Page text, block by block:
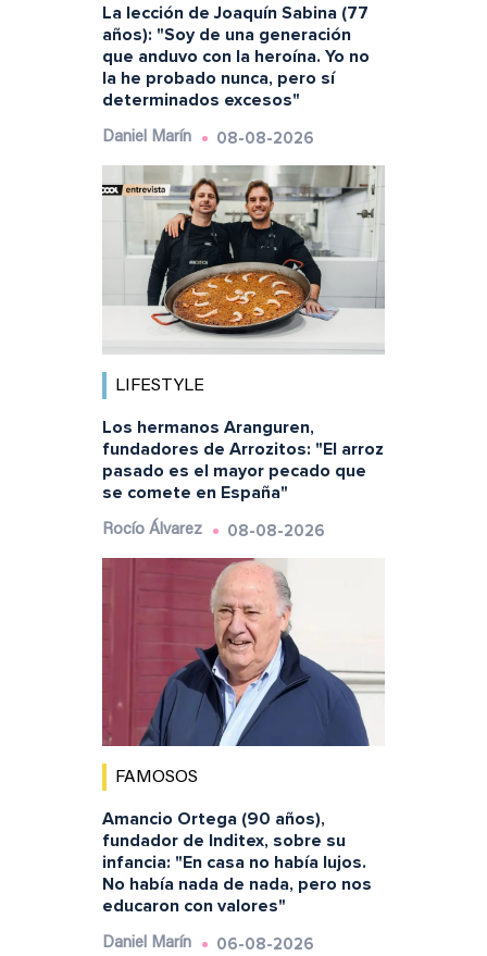
La lección de Joaquín Sabina (77
años): "Soy de una generación
que anduvo con la heroína. Yo no
la he probado nunca, pero sí
determinados excesos"
Daniel Marín 08-08-2026
LIFESTYLE
Los hermanos Aranguren,
fundadores de Arrozitos: "El arroz
pasado es el mayor pecado que
se comete en España"
Rocío Álvarez 08-08-2026
FAMOSOS
Amancio Ortega (90 años),
fundador de Inditex, sobre su
infancia: "En casa no había lujos.
No había nada de nada, pero nos
educaron con valores"
Daniel Marín 06-08-2026